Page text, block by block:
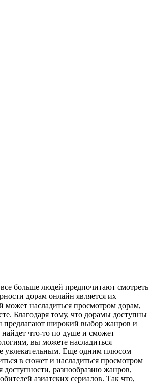
больше людей предпочитают смотреть
дорам онлайн является их
может насладиться просмотром дорам,
Благодаря тому, что дорамы доступны
предлагают широкий выбор жанров и
что-то по душе и сможет
вы можете насладиться
увлекательным. Еще одним плюсом
в сюжет и насладиться просмотром
разнообразию жанров,
азиатских сериалов. Так что,